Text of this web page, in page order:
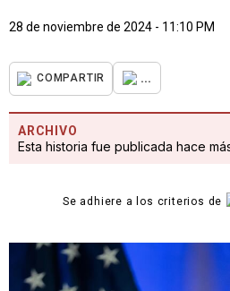
28 de noviembre de 2024 - 11:10 PM
COMPARTIR ...
ARCHIVO
Esta historia fue publicada hace
Se adhiere a los criterios de